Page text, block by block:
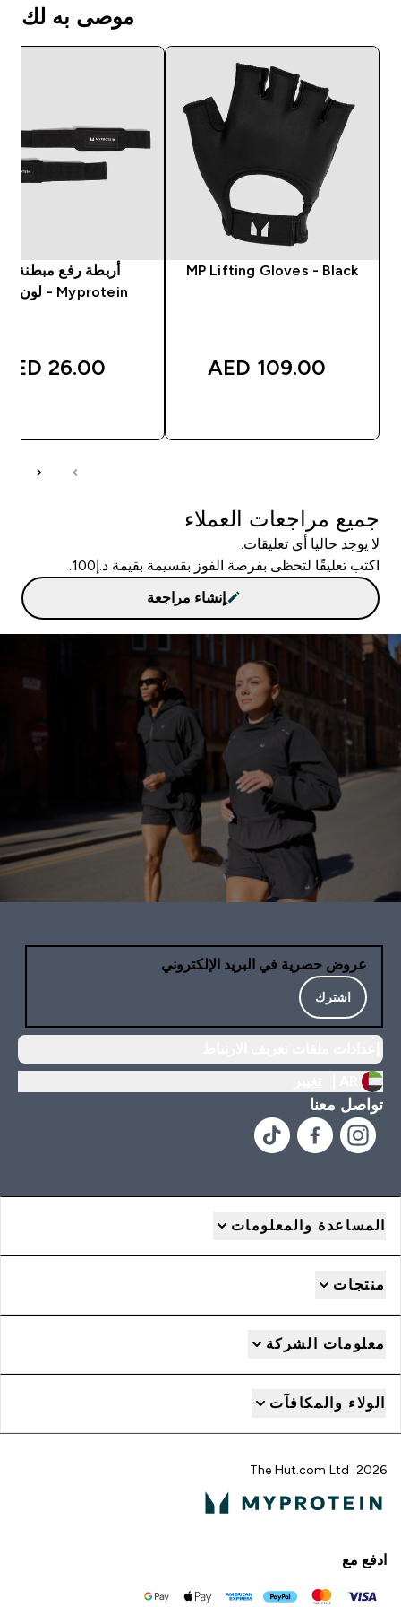
موصى به لك
MP Lifting Gloves - Black
109.00 AED‎
أربطة رفع مبطنة
Myprotein - لون أسود
26.00 AED‎
جميع مراجعات العملاء
لا يوجد حاليا أي تعليقات.
اكتب تعليقًا لتحظى بفرصة الفوز بقسيمة بقيمة د.إ100.
إنشاء مراجعة
عروض حصرية في البريد الإلكتروني
اشترك
تواصل معنا
المساعدة والمعلومات
منتجات
معلومات الشركة
الولاء والمكافآت
2026 The Hut.com Ltd
ادفع مع